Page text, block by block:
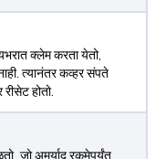
क्लेम करता येतो,
त्यानंतर कव्हर संपते
रीसेट होतो.
जो अमर्याद रकमेपर्यंत